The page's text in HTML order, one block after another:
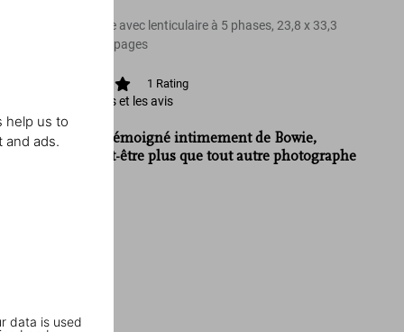
help us to
and ads.
data is used
Couverture rigide avec lenticulaire à 5 phases, 23,8 x 33,3
cm, 2,30 kg, 300 pages
1 Rating
Afficher les notes et les avis
«Mick Rock a témoigné intimement de Bowie,
l’homme, peut-être plus que tout autre photographe